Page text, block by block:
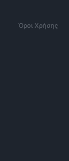
Όροι Χρήσης